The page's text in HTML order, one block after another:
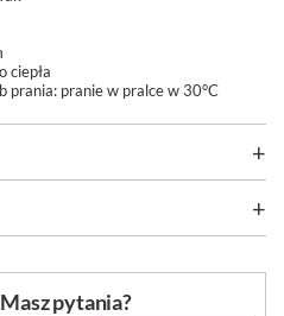
ciepła
prania: pranie w pralce w 30°C
pytania?